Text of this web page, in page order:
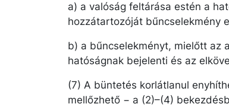
a) a valóság feltárása estén a
hozzátartozóját bűncselekmény
b) a bűncselekményt, mielőtt az
hatóságnak bejelenti és az
(7) A büntetés korlátlanul
mellőzhető − a (2)–(4)